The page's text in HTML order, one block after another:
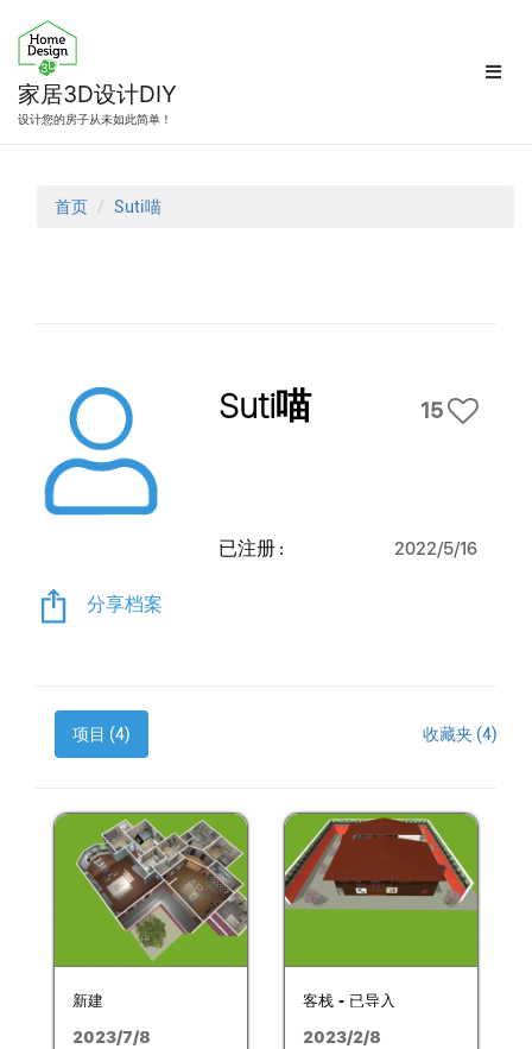
家居3D设计DIY
设计您的房子从未如此简单！
首页 Suti喵
Suti喵 15
已注册 : 2022/5/16
分享档案
项目 (4) 收藏夹 (4)
新建
2023/7/8
客栈 - 已导入
2023/2/8